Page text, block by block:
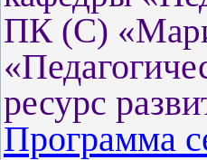
ПК (С)
ресурс
Программа